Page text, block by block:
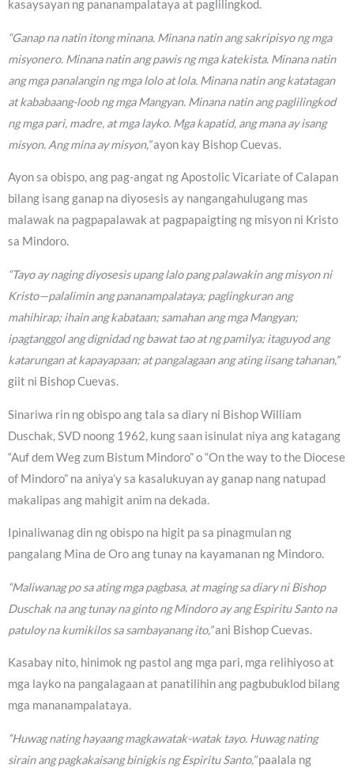
kasaysayan ng pananampalataya at paglilingkod.
“Ganap na natin itong minana. Minana natin ang sakripisyo ng mga
misyonero. Minana natin ang pawis ng mga katekista. Minana natin
ang mga panalangin ng mga lolo at lola. Minana natin ang katatagan
at kababaang-loob ng mga Mangyan. Minana natin ang paglilingkod
ng mga pari, madre, at mga layko. Mga kapatid, ang mana ay isang
misyon. Ang mina ay misyon,”ayon kay Bishop Cuevas.
Ayon sa obispo, ang pag-angat ng Apostolic Vicariate of Calapan
bilang isang ganap na diyosesis ay nangangahulugang mas
malawak na pagpapalawak at pagpapaigting ng misyon ni Kristo
sa Mindoro.
“Tayo ay naging diyosesis upang lalo pang palawakin ang misyon ni
Kristo—palalimin ang pananampalataya; paglingkuran ang
mahihirap; ihain ang kabataan; samahan ang mga Mangyan;
ipagtanggol ang dignidad ng bawat tao at ng pamilya; itaguyod ang
katarungan at kapayapaan; at pangalagaan ang ating iisang tahanan,”
giit ni Bishop Cuevas.
Sinariwa rin ng obispo ang tala sa diary ni Bishop William
Duschak, SVD noong 1962, kung saan isinulat niya ang katagang
“Auf dem Weg zum Bistum Mindoro” o “On the way to the Diocese
of Mindoro” na aniya’y sa kasalukuyan ay ganap nang natupad
makalipas ang mahigit anim na dekada.
Ipinaliwanag din ng obispo na higit pa sa pinagmulan ng
pangalang Mina de Oro ang tunay na kayamanan ng Mindoro.
“Maliwanag po sa ating mga pagbasa, at maging sa diary ni Bishop
Duschak na ang tunay na ginto ng Mindoro ay ang Espiritu Santo na
patuloy na kumikilos sa sambayanang ito,”ani Bishop Cuevas.
Kasabay nito, hinimok ng pastol ang mga pari, mga relihiyoso at
mga layko na pangalagaan at panatilihin ang pagbubuklod bilang
mga mananampalataya.
“Huwag nating hayaang magkawatak-watak tayo. Huwag nating
sirain ang pagkakaisang binigkis ng Espiritu Santo,”paalala ng